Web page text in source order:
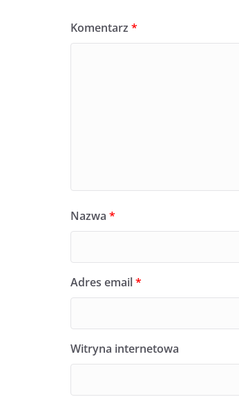
Komentarz *
Nazwa *
Adres email*
Witryna internetowa